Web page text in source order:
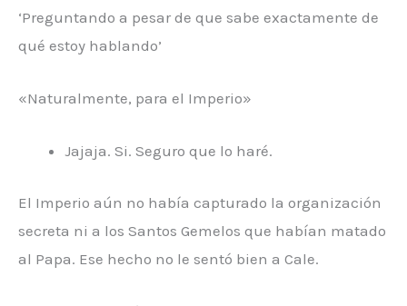
‘Preguntando a pesar de que sabe exactamente de
qué estoy hablando’
«Naturalmente, para el Imperio»
Jajaja. Si. Seguro que lo haré.
El Imperio aún no había capturado la organización
secreta ni a los Santos Gemelos que habían matado
al Papa. Ese hecho no le sentó bien a Cale.